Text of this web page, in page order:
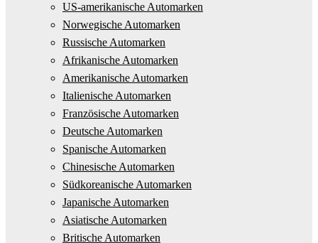
US-amerikanische Automarken
Norwegische Automarken
Russische Automarken
Afrikanische Automarken
Amerikanische Automarken
Italienische Automarken
Französische Automarken
Deutsche Automarken
Spanische Automarken
Chinesische Automarken
Südkoreanische Automarken
Japanische Automarken
Asiatische Automarken
Britische Automarken